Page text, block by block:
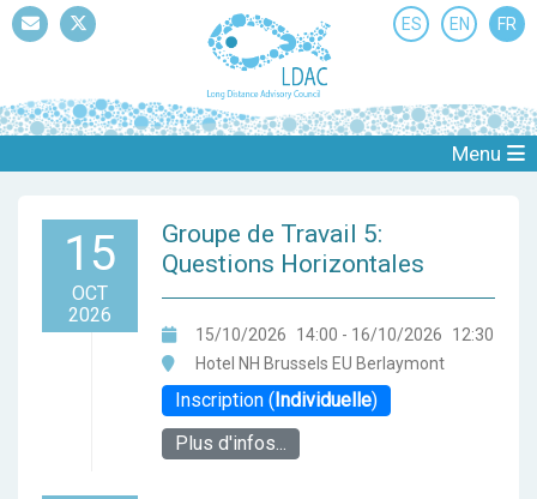
ES EN FR
Menu
15
OCT
2026
Groupe de Travail 5:
Questions Horizontales
15/10/2026 14:00 - 16/10/2026
12:30
Hotel NH Brussels EU Berlaymont
Inscription ( Individuelle)
Plus d'infos...